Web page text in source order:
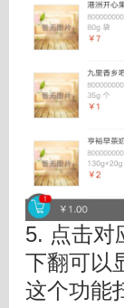
5. 点击对
下翻可以
这个功能